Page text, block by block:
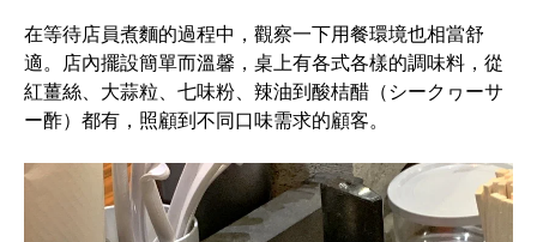
在等待店員煮麵的過程中，觀察一下用餐環境也相當舒
適。店內擺設簡單而溫馨，桌上有各式各樣的調味料，從
紅薑絲、大蒜粒、七味粉、辣油到酸桔醋（シークヮーサ
ー酢）都有，照顧到不同口味需求的顧客。